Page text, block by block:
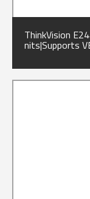
ThinkVision
nits|Supports
HDMI®